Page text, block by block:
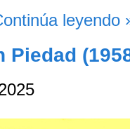
leyendo
Piedad